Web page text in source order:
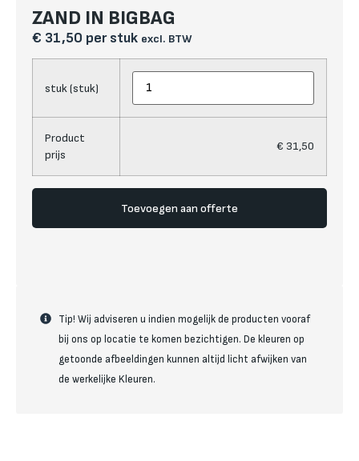
ZAND IN BIGBAG
€ 31,50 per stuk excl. BTW
stuk (stuk)
Product
prijs
€ 31,50
Toevoegen aan offerte
Tip! Wij adviseren u indien mogelijk de producten vooraf
bij ons op locatie te komen bezichtigen. De kleuren op
getoonde afbeeldingen kunnen altijd licht afwijken van
de werkelijke Kleuren.